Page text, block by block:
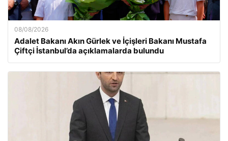
08/08/2026
Adalet Bakanı Akın Gürlek ve İçişleri Bakanı Mustafa
Çiftçi İstanbul’da açıklamalarda bulundu